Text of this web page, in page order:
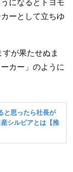
になるとトヨモ
ーとして立ちゆ
が果たせぬま
カー」のように